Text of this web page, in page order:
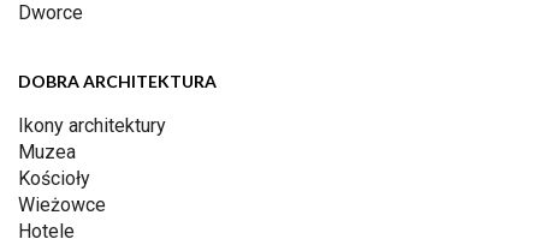
Dworce
DOBRA ARCHITEKTURA
Ikony architektury
Muzea
Kościoły
Wieżowce
Hotele